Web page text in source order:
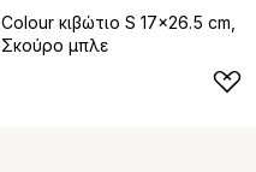
Colour κιβώτιο S 17x26.5 cm,
Σκούρο μπλε